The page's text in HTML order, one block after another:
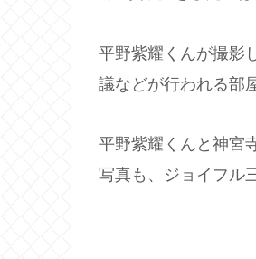
平野紫耀くんが撮影
議などが行われる部
平野紫耀くんと神宮
写真も、ジョイフル